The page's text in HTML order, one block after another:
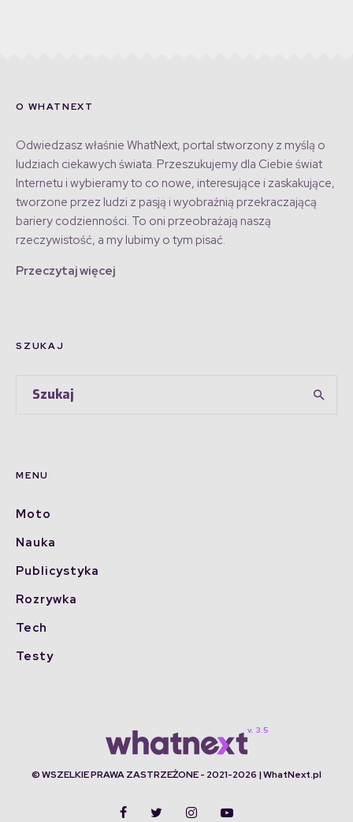
O WHATNEXT
Odwiedzasz właśnie WhatNext, portal stworzony z myślą o
ludziach ciekawych świata. Przeszukujemy dla Ciebie świat
Internetu i wybieramy to co nowe, interesujące i zaskakujące,
tworzone przez ludzi z pasją i wyobraźnią przekraczającą
bariery codzienności. To oni przeobrażają naszą
rzeczywistość, a my lubimy o tym pisać.
Przeczytaj więcej
SZUKAJ
MENU
Moto
Nauka
Publicystyka
Rozrywka
Tech
Testy
© WSZELKIE PRAWA ZASTRZEŻONE - 2021-2026 | WhatNext.pl